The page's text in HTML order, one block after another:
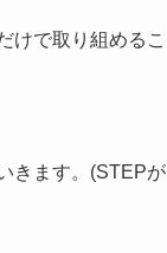
けで取り組めるこ
きます。(STEPが